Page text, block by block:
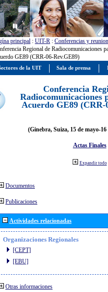
principal : UIT-R : Conferencias y
Regional de Radiocomunicaciones
GE89 (CRR-06-Rev.GE89)
Conferencia
Radiocomunicaciones
Acuerdo GE89 (CRR-
(Ginebra, Suiza, 15 de mayo-
Actas Finales
Expandir todo
Documentos
Publicaciones
Actividades relacionadas
Organizaciones Regionales
[CEPT]
[EBU]
Otras informaciones
de la UIT Sala de prensa